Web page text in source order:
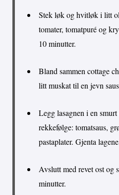
Stek løk og hvitløk i litt
tomater, tomatpuré og
10 minutter.
Bland sammen cottage
litt muskat til en jevn
Legg lasagnen i en
rekkefølge: tomatsaus,
pastaplater. Gjenta
Avslutt med revet ost og
minutter.